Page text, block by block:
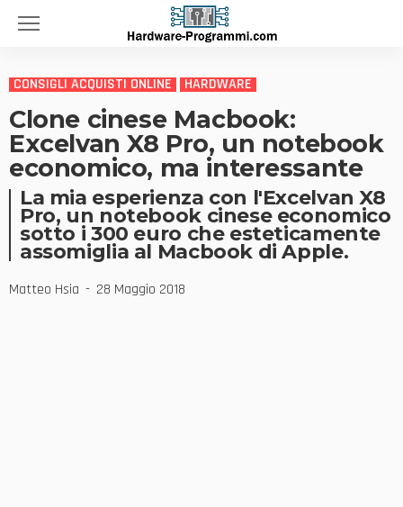
CONSIGLI ACQUISTI ONLINE HARDWARE
Clone cinese Macbook:
Excelvan X8 Pro, un notebook
economico, ma interessante
La mia esperienza con l'Excelvan X8
Pro, un notebook cinese economico
sotto i 300 euro che esteticamente
assomiglia al Macbook di Apple.
Matteo Hsia 28 Maggio 2018